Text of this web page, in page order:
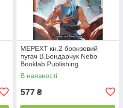
МЕРЕХТ кн.2 бронзовий
пугач В.Бондарчук Nebo
Booklab Publishing
В наявності
577 ₴